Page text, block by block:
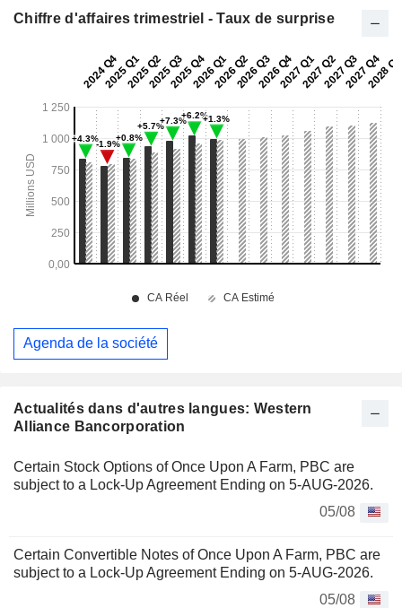
Actualités dans d'autres langues: Western
Alliance Bancorporation
Certain Stock Options of Once Upon A Farm, PBC are
subject to a Lock-Up Agreement Ending on 5-AUG-2026.
05/08
Certain Convertible Notes of Once Upon A Farm, PBC are
subject to a Lock-Up Agreement Ending on 5-AUG-2026.
05/08
Chiffre d'affaires trimestriel - Taux de surprise
Agenda de la société